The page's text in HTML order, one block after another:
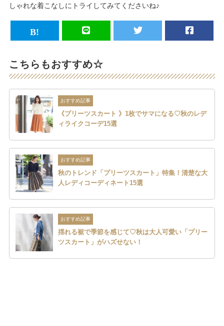
しゃれな着こなしにトライしてみてくださいね♪
こちらもおすすめ☆
おすすめ記事
《プリーツスカート 》1枚でサマになる♡秋のレデ
ィライクコーデ15選
おすすめ記事
秋のトレンド「プリーツスカート」特集！清楚な大
人レディコーディネート15選
おすすめ記事
揺れる裾で季節を感じて♡秋は大人可愛い「プリー
ツスカート」がハズせない！